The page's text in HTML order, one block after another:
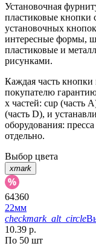
Установочная
пластиковые кнопки
установочных
интересные формы,
пластиковые и
рисунками.
Каждая часть кнопки
покупателю
х частей: cup (часть
(часть D), и
оборудования:
отдельно.
Выбор цвета
xmark
64360
22мм
checkmark_alt_circle
10.39 р.
По 50 шт